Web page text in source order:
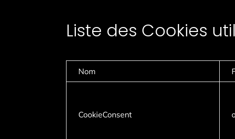
Liste des Cookies
Nom
CookieConsent